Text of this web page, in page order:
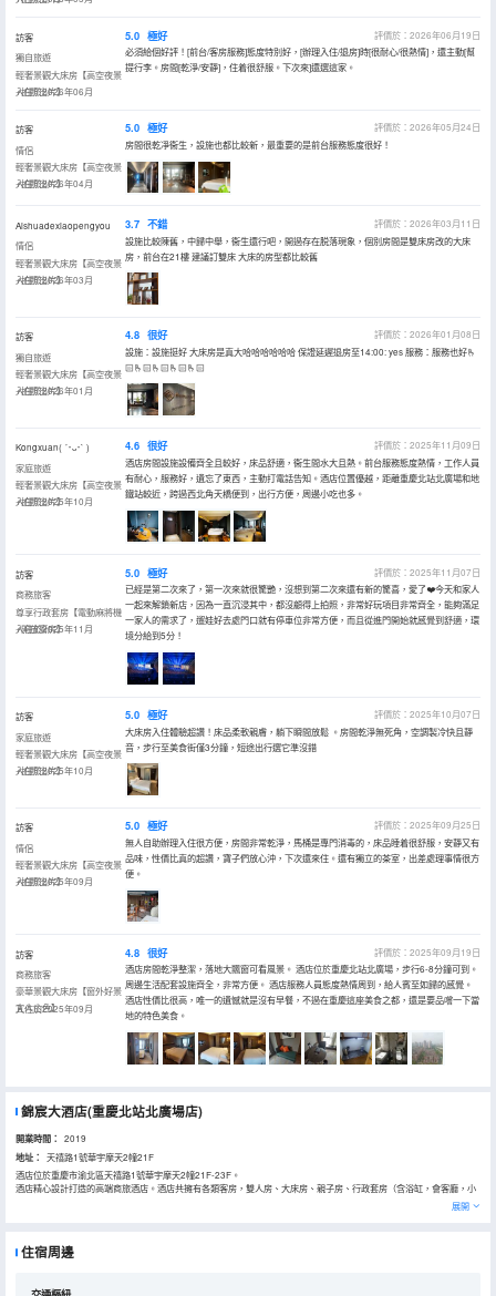
訪客
獨自旅遊
輕奢景觀大床房【高空夜景
+拍照出片】
入住於2026年06月
5.0 極好
評價於：2026年06月19日
必須給個好評！[前台/客房服務]態度特別好，[辦理入住/退房]時[很耐心/很熱情]，還主動[幫
提行李。房間[乾淨/安靜]，住着很舒服。下次來]還選這家。
訪客
情侶
輕奢景觀大床房【高空夜景
+拍照出片】
入住於2026年04月
5.0 極好
評價於：2026年05月24日
房間很乾凈衞生，設施也都比較新，最重要的是前台服務態度很好！
Aishuadexiaopengyou
情侶
輕奢景觀大床房【高空夜景
+拍照出片】
入住於2026年03月
3.7 不錯
評價於：2026年03月11日
設施比較陳舊，中歸中舉，衞生還行吧，開過存在脱落現象，個別房間是雙床房改的大床
房，前台在21樓 建議訂雙床 大床的房型都比較舊
訪客
獨自旅遊
輕奢景觀大床房【高空夜景
+拍照出片】
入住於2026年01月
4.8 很好
評價於：2026年01月08日
設施：設施挺好 大床房是真大哈哈哈哈哈哈 保證延遲退房至14:00: yes 服務：服務也好🫰
🏻🫰🏻🫰🏻🫰🏻🫰🏻
Kongxuan( ´･ᴗ･` )
家庭旅遊
輕奢景觀大床房【高空夜景
+拍照出片】
入住於2025年10月
4.6 很好
評價於：2025年11月09日
酒店房間設施設備齊全且較好，床品舒適，衞生間水大且熱。前台服務態度熱情，工作人員
有耐心，服務好，遺忘了東西，主動打電話告知。酒店位置優越，距離重慶北站北廣場和地
鐵站較近，跨過西北角天橋便到，出行方便，周邊小吃也多。
訪客
商務旅客
尊享行政套房【電動麻將機
+開放廚房】
入住於2025年11月
5.0 極好
評價於：2025年11月07日
已經是第二次來了，第一次來就很驚艷，沒想到第二次來還有新的驚喜，愛了❤️今天和家人
一起來解鎖新店，因為一直沉浸其中，都沒顧得上拍照，非常好玩項目非常齊全，能夠滿足
一家人的需求了，遛娃好去處門口就有停車位非常方便，而且從進門開始就感覺到舒適，環
境分給到5分！
訪客
家庭旅遊
輕奢景觀大床房【高空夜景
+拍照出片】
入住於2025年10月
5.0 極好
評價於：2025年10月07日
大床房入住體驗超讚！床品柔軟親膚，躺下瞬間放鬆 。房間乾淨無死角，空調製冷快且靜
音，步行至美食街僅3分鐘，短途出行選它準沒錯
訪客
情侶
輕奢景觀大床房【高空夜景
+拍照出片】
入住於2025年09月
5.0 極好
評價於：2025年09月25日
無人自助辦理入住很方便，房間非常乾淨，馬桶是專門消毒的，床品睡着很舒服，安靜又有
品味，性價比真的超讚，寶子們放心沖，下次還來住。還有獨立的茶室，出差處理事情很方
便。
訪客
商務旅客
豪華景觀大床房【窗外好景
宜人山色】
入住於2025年09月
4.8 很好
評價於：2025年09月19日
酒店房間乾淨整潔，落地大飄窗可看風景。 酒店位於重慶北站北廣場，步行6-8分鐘可到。
周邊生活配套設施齊全，非常方便。 酒店服務人員態度熱情周到，給人賓至如歸的感覺。
酒店性價比很高，唯一的遺憾就是沒有早餐，不過在重慶這座美食之都，還是要品嚐一下當
地的特色美食。
錦宸大酒店(重慶北站北廣場店)
開業時間： 2019
地址：
天禧路1號華宇摩天2幢21F
酒店位於重慶市渝北區天禧路1號華宇摩天2幢21F-23F。
酒店精心設計打造的高端商旅酒店。酒店共擁有各類客房，雙人房、大床房、親子房、行政套房（含浴缸，會客廳，小
冰箱，保險箱）、行政公寓，房內配有國際高星級裸棉製品、全套高端進口洗浴用品、100M光纖，50寸高清大屏電
視，高檔懶人沙發，景觀台燈，老闆椅，辦公桌等。客房整體軟裝高端大氣，沉穩有型，適用於各類商務商旅客戶。
議桌椅、會議小白板，讓您的會議無憂。 酒店4層展台大廳，提供大型會議室，及團餐餐廳。大會議室及團餐餐廳可分
展開
住宿周邊